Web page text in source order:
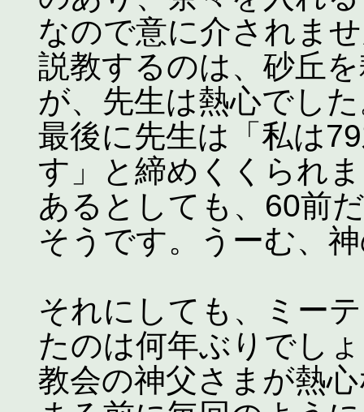
なので意に介されま
説教するのは、砂丘
が、先生は熱心でし
最後に先生は「私は
す」と締めくくられ
あるとしても、60前
そうです。うーむ、
それにしても、ミー
たのは何年ぶりでし
教会の神父さまが熱